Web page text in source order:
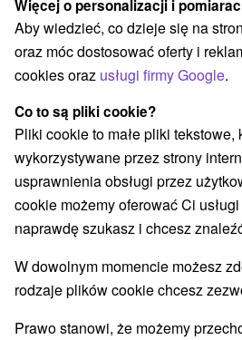
Wyświetl stronę internetową
+421 44 381 32 08
Facebook
Opinii Google
Hrabovská cesta 1679/31
034 01 Ružomberok
GPS:
N +49° 4'
E +19° 16'
Więcej o personalizacji i
Aby wiedzieć, co dzieje się na
oraz móc dostosować oferty i
cookies oraz usługi firmy Google.
Co to są pliki cookie?
Pliki cookie to małe pliki tekstowe,
wykorzystywane przez strony
usprawnienia obsługi przez
cookie możemy oferować Ci
naprawdę szukasz i chcesz
W dowolnym momencie możesz
rodzaje plików cookie chcesz
Prawo stanowi, że możemy